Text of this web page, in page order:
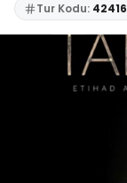
Tur Kodu: 42416